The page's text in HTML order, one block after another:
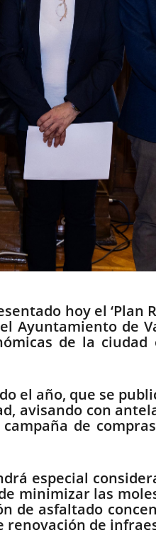
hoy el ‘Plan
Ayuntamiento de
de la
el año, que se
avisando con
de
especial
minimizar las
de asfaltado
de